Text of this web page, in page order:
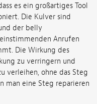
es ein großartiges Tool
Die Kulver sind
der belly
Anrufen
Die Wirkung des
zu verringern und
verleihen, ohne das Steg
man eine Steg reparieren